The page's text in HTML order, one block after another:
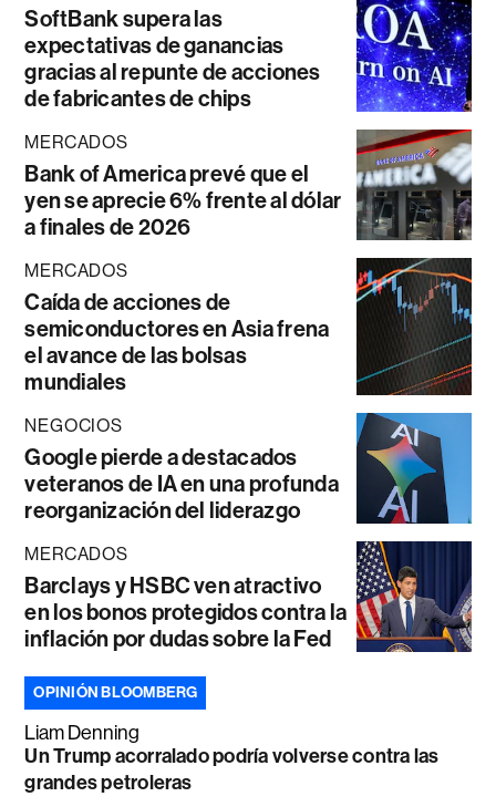
SoftBank supera las
expectativas de ganancias
gracias al repunte de acciones
de fabricantes de chips
MERCADOS
Bank of America prevé que el
yen se aprecie 6% frente al dólar
a finales de 2026
MERCADOS
Caída de acciones de
semiconductores en Asia frena
el avance de las bolsas
mundiales
NEGOCIOS
Google pierde a destacados
veteranos de IA en una profunda
reorganización del liderazgo
MERCADOS
Barclays y HSBC ven atractivo
en los bonos protegidos contra la
inflación por dudas sobre la Fed
OPINIÓN BLOOMBERG
Liam Denning
Un Trump acorralado podría volverse contra las
grandes petroleras